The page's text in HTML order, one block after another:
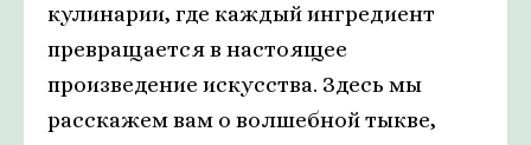
кулинарии, где каждый ингредиент
превращается в настоящее
произведение искусства. Здесь мы
расскажем вам о волшебной тыкве,